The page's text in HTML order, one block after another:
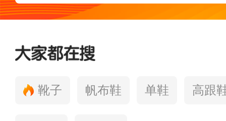
靴子 帆布鞋 单鞋 高跟